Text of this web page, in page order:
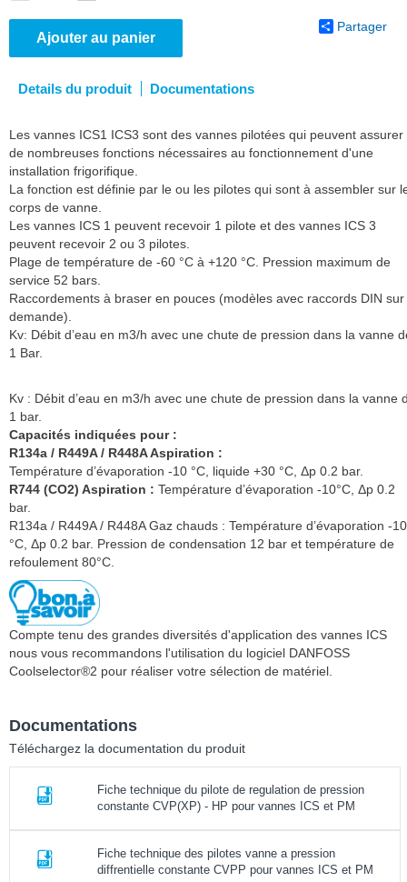
Ajouter au panier
Partager
Details du produit Documentations
Les vannes ICS1 ICS3 sont des vannes pilotées qui peuvent assurer
de nombreuses fonctions nécessaires au fonctionnement d'une
installation frigorifique.
La fonction est définie par le ou les pilotes qui sont à assembler sur
corps de vanne.
Les vannes ICS 1 peuvent recevoir 1 pilote et des vannes ICS 3
peuvent recevoir 2 ou 3 pilotes.
Plage de température de -60 °C à +120 °C. Pression maximum de
service 52 bars.
Raccordements à braser en pouces (modèles avec raccords DIN sur
demande).
Kv: Débit d’eau en m3/h avec une chute de pression dans la vanne
1 Bar.
Kv : Débit d’eau en m3/h avec une chute de pression dans la vanne
1 bar.
Capacités indiquées pour :
R134a / R449A / R448A Aspiration :
Température d’évaporation -10 °C, liquide +30 °C, Δp 0.2 bar.
R744 (CO2) Aspiration : Température d’évaporation -10°C, Δp 0.2
bar.
R134a / R449A / R448A Gaz chauds : Température d’évaporation -10
°C, Δp 0.2 bar. Pression de condensation 12 bar et température de
refoulement 80°C.
Compte tenu des grandes diversités d'application des vannes ICS
nous vous recommandons l'utilisation du logiciel DANFOSS
Coolselector®2 pour réaliser votre sélection de matériel.
Documentations
Téléchargez la documentation du produit
Fiche technique du pilote de regulation de pression
constante CVP(XP) - HP pour vannes ICS et PM
Fiche technique des pilotes vanne a pression
diffrentielle constante CVPP pour vannes ICS et PM